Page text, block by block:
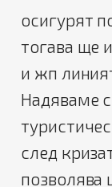
осигурят
тогава ще
и жп
Надяваме
след
позволява